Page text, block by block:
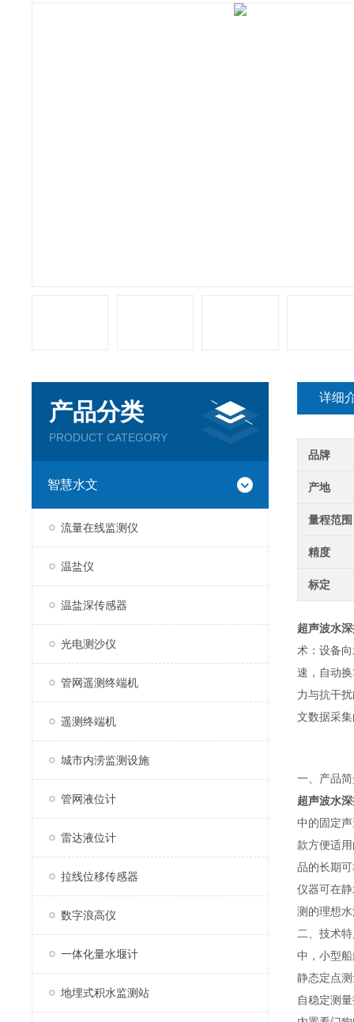
产品分类
PRODUCT CATEGORY
智慧水文
流量在线监测仪
温盐仪
温盐深传感器
光电测沙仪
管网遥测终端机
遥测终端机
城市内涝监测设施
管网液位计
雷达液位计
拉线位移传感器
数字浪高仪
一体化量水堰计
地埋式积水监测站
详细
品牌
产地
量程范围
精度
标定
超声波水
术：设备
速，自动
力与抗干
文数据采
一、产品
超声波水
中的固定
款方便适
品的长期
仪器可在
测的理想
二、技术
中，小型
静态定点
自稳定测